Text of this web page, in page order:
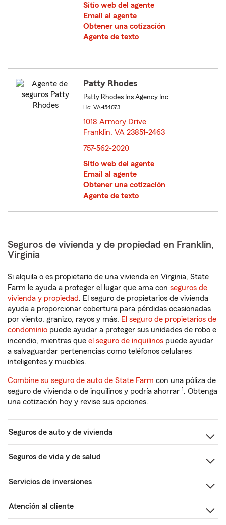
Sitio web del agente
Email al agente
Obtener una cotización
Agente de texto
Patty Rhodes
Patty Rhodes Ins Agency Inc.
Lic: VA-154073
1018 Armory Drive
Franklin, VA 23851-2463
757-562-2020
Sitio web del agente
Email al agente
Obtener una cotización
Agente de texto
Seguros de vivienda y de propiedad en Franklin,
Virginia
Si alquila o es propietario de una vivienda en Virginia, State
Farm le ayuda a proteger el lugar que ama con seguros de
vivienda y propiedad. El seguro de propietarios de vivienda
ayuda a proporcionar cobertura para pérdidas ocasionadas
por viento, granizo, rayos y más. El seguro de propietarios de
condominio puede ayudar a proteger sus unidades de robo e
incendio, mientras que el seguro de inquilinos puede ayudar
a salvaguardar pertenencias como teléfonos celulares
inteligentes y muebles.
Combine su seguro de auto de State Farm con una póliza de
seguro de vivienda o de inquilinos y podría ahorrar 1. Obtenga
una cotización hoy y revise sus opciones.
Seguros de auto y de vivienda
Seguros de vida y de salud
Servicios de inversiones
Atención al cliente